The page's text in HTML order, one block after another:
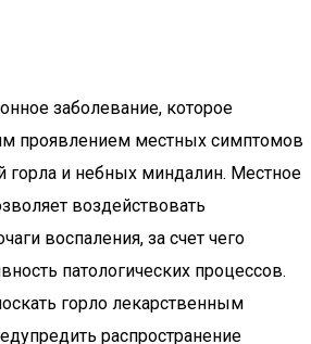
заболевание, которое
проявлением местных симптомов
горла и небных миндалин. Местное
воздействовать
воспаления, за счет чего
патологических процессов.
горло лекарственным
распространение